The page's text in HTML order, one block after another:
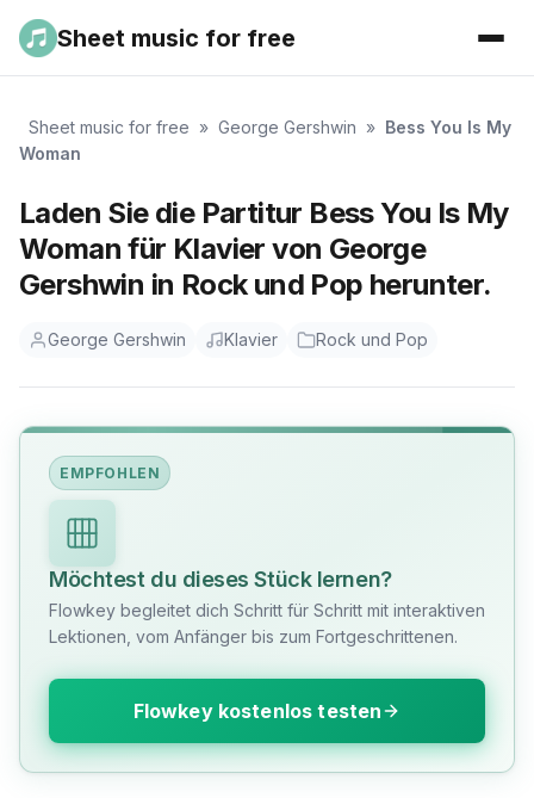
Sheet music for free
Sheet music for free » George Gershwin » Bess You Is My
Woman
Laden Sie die Partitur Bess You Is My
Woman für Klavier von George
Gershwin in Rock und Pop herunter.
George Gershwin Klavier Rock und Pop
EMPFOHLEN
Möchtest du dieses Stück lernen?
Flowkey begleitet dich Schritt für Schritt mit interaktiven
Lektionen, vom Anfänger bis zum Fortgeschrittenen.
Flowkey kostenlos testen